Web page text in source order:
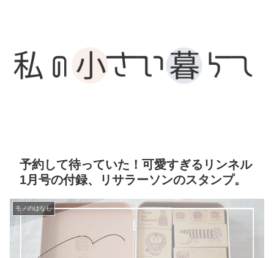
予約して待っていた！可愛すぎるリンネル
1月号の付録、リサラーソンのスタンプ。
モノのはなし